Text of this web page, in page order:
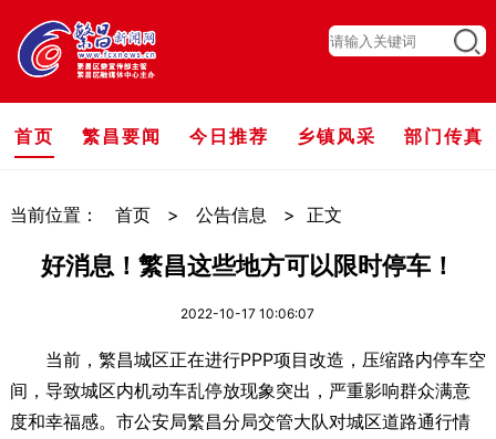
首页 繁昌要闻 今日推荐 乡镇风采 部门传真
当前位置： 首页 > 公告信息 > 正文
好消息！繁昌这些地方可以限时停车！
2022-10-17 10:06:07
当前，繁昌城区正在进行PPP项目改造，压缩路内停车空
间，导致城区内机动车乱停放现象突出，严重影响群众满意
度和幸福感。市公安局繁昌分局交管大队对城区道路通行情